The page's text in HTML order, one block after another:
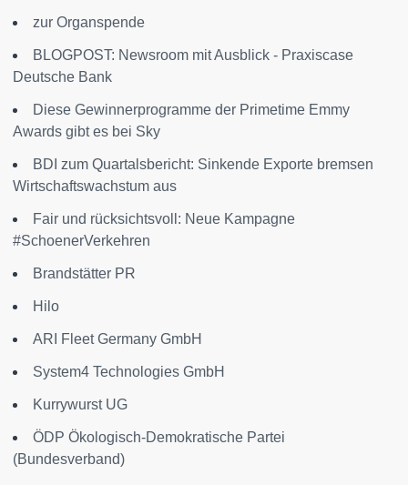
zur Organspende
BLOGPOST: Newsroom mit Ausblick - Praxiscase
Deutsche Bank
Diese Gewinnerprogramme der Primetime Emmy
Awards gibt es bei Sky
BDI zum Quartalsbericht: Sinkende Exporte bremsen
Wirtschaftswachstum aus
Fair und rücksichtsvoll: Neue Kampagne
#SchoenerVerkehren
Brandstätter PR
Hilo
ARI Fleet Germany GmbH
System4 Technologies GmbH
Kurrywurst UG
ÖDP Ökologisch-Demokratische Partei
(Bundesverband)